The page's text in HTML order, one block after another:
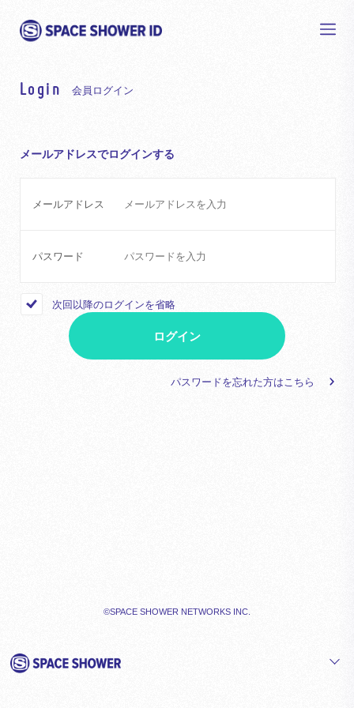
Login 会員ログイン
メールアドレスでログインする
メールアドレス
パスワード
次回以降のログインを省略
ログイン
パスワードを忘れた方はこちら
©SPACE SHOWER NETWORKS INC.